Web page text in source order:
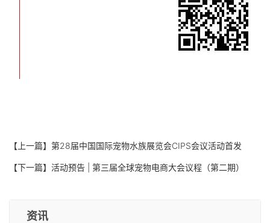
【上一篇】 第28届中国国际宠物水族展览会CIPS会议活动首发
【下一篇】 活动预告 | 第三届全球宠物电商大会议程（第二期）
资讯